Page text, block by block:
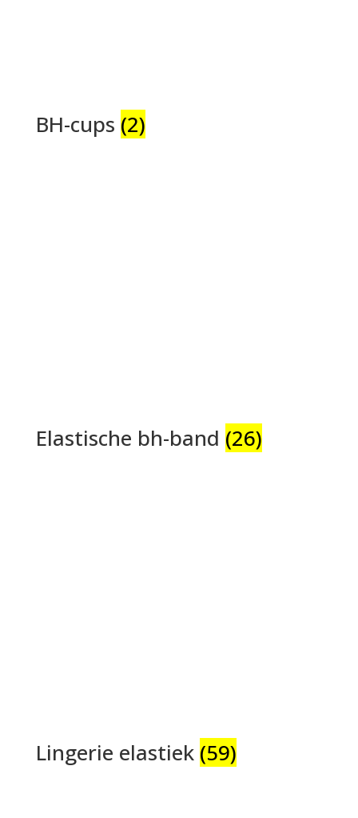
BH-cups (2)
Elastische bh-band (26)
Lingerie elastiek (59)